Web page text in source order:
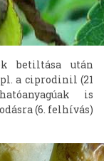
betiltása után
a ciprodinil (21
is
(6. felhívás)